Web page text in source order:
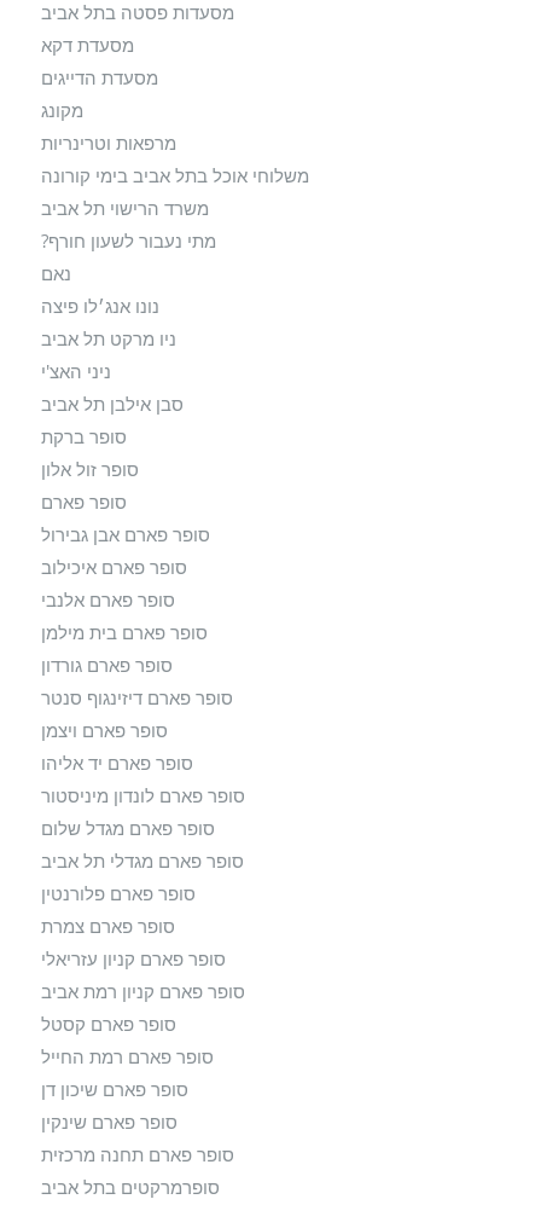
מסעדות פסטה בתל אביב
מסעדת דקא
מסעדת הדייגים
מקונג
מרפאות וטרינריות
משלוחי אוכל בתל אביב בימי קורונה
משרד הרישוי תל אביב
מתי נעבור לשעון חורף?
נאם
נונו אנג׳לו פיצה
ניו מרקט תל אביב
ניני האצ'י
סבן אילבן תל אביב
סופר ברקת
סופר זול אלון
סופר פארם
סופר פארם אבן גבירול
סופר פארם איכילוב
סופר פארם אלנבי
סופר פארם בית מילמן
סופר פארם גורדון
סופר פארם דיזינגוף סנטר
סופר פארם ויצמן
סופר פארם יד אליהו
סופר פארם לונדון מיניסטור
סופר פארם מגדל שלום
סופר פארם מגדלי תל אביב
סופר פארם פלורנטין
סופר פארם צמרת
סופר פארם קניון עזריאלי
סופר פארם קניון רמת אביב
סופר פארם קסטל
סופר פארם רמת החייל
סופר פארם שיכון דן
סופר פארם שינקין
סופר פארם תחנה מרכזית
סופרמרקטים בתל אביב